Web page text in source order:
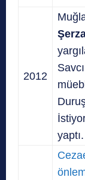
2012
yaptı.